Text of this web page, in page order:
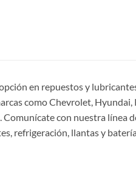
en repuestos y
como Chevrolet, Hyundai,
. Comunícate con nuestra línea
refrigeración, llantas y